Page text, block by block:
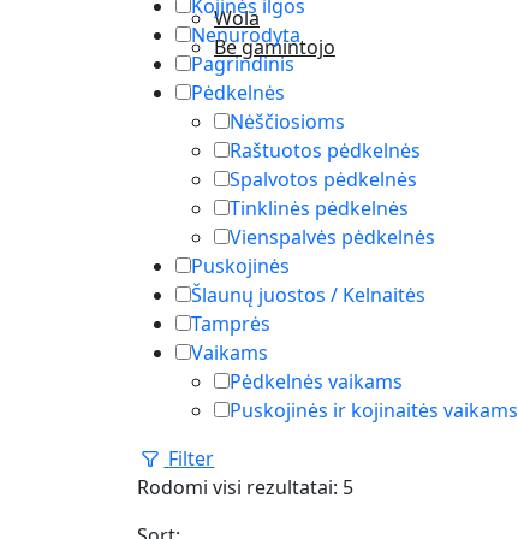
Wola
Be gamintojo
Kojinės ilgos
Nenurodyta
Pagrindinis
Pėdkelnės
Nėščiosioms
Raštuotos pėdkelnės
Spalvotos pėdkelnės
Tinklinės pėdkelnės
Vienspalvės pėdkelnės
Puskojinės
Šlaunų juostos / Kelnaitės
Tamprės
Vaikams
Pėdkelnės vaikams
Puskojinės ir kojinaitės vaikams
Filter
Rodomi visi rezultatai: 5Rūšiuojama